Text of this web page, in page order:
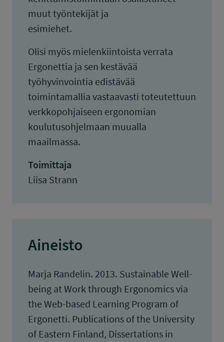
muut työntekijät ja
esimiehet.
Olisi myös mielenkiintoista verrata
Ergonettia ja sen kestävää
työhyvinvointia edistävää
toimintamallia vastaavasti toteutettuun
verkkopohjaiseen ergonomian
koulutusohjelmaan muualla
maailmassa.
Toimittaja
Liisa Strann
Aineisto
Marja Randelin. 2013. Sustainable Well-
being at Work through Ergonomics via
the Web-based Learning Program of
Ergonetti. Publications of the University
of Eastern Finland, Dissertations in